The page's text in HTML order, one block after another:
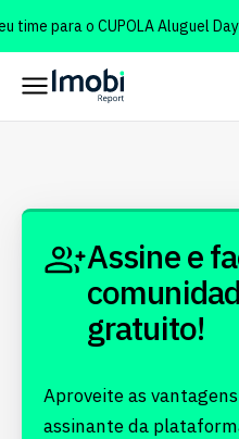
time para o CUPOLA Aluguel Day
Assine e
gratuito!
Aproveite as
assinante da